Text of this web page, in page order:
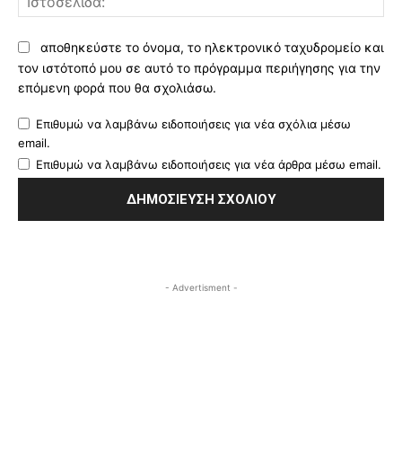
αποθηκεύστε το όνομα, το ηλεκτρονικό ταχυδρομείο και
τον ιστότοπό μου σε αυτό το πρόγραμμα περιήγησης για την
επόμενη φορά που θα σχολιάσω.
Επιθυμώ να λαμβάνω ειδοποιήσεις για νέα σχόλια μέσω
email.
Επιθυμώ να λαμβάνω ειδοποιήσεις για νέα άρθρα μέσω email.
- Advertisment -